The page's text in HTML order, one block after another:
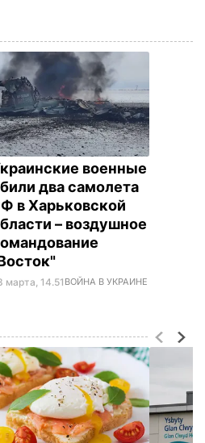
военные
два самолета
в Харьковской
– воздушное
марта, 14.51 ВОЙНА В УКРАИНЕ